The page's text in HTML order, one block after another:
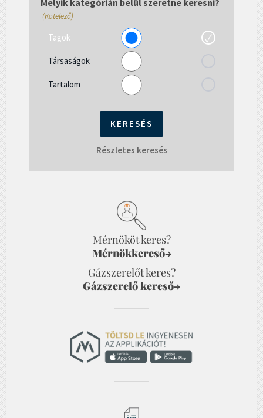
(Kötelező)
Tagok
Társaságok
Tartalom
Részletes keresés
Mérnököt keres?
Mérnökkereső→
Gázszerelőt keres?
Gázszerelő kereső→